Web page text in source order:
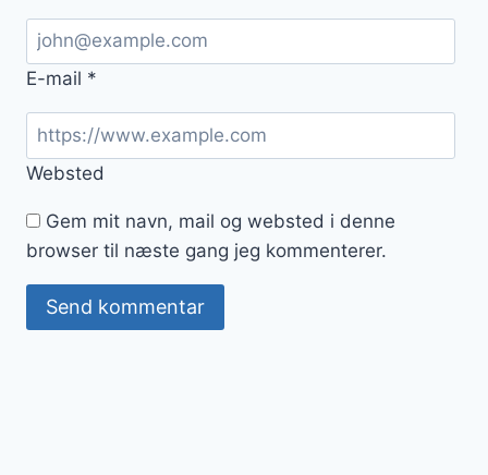
E-mail *
Websted
Gem mit navn, mail og websted i denne
browser til næste gang jeg kommenterer.